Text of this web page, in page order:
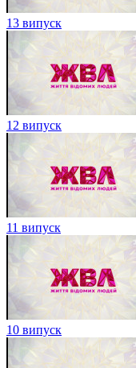
13 випуск
12 випуск
11 випуск
10 випуск